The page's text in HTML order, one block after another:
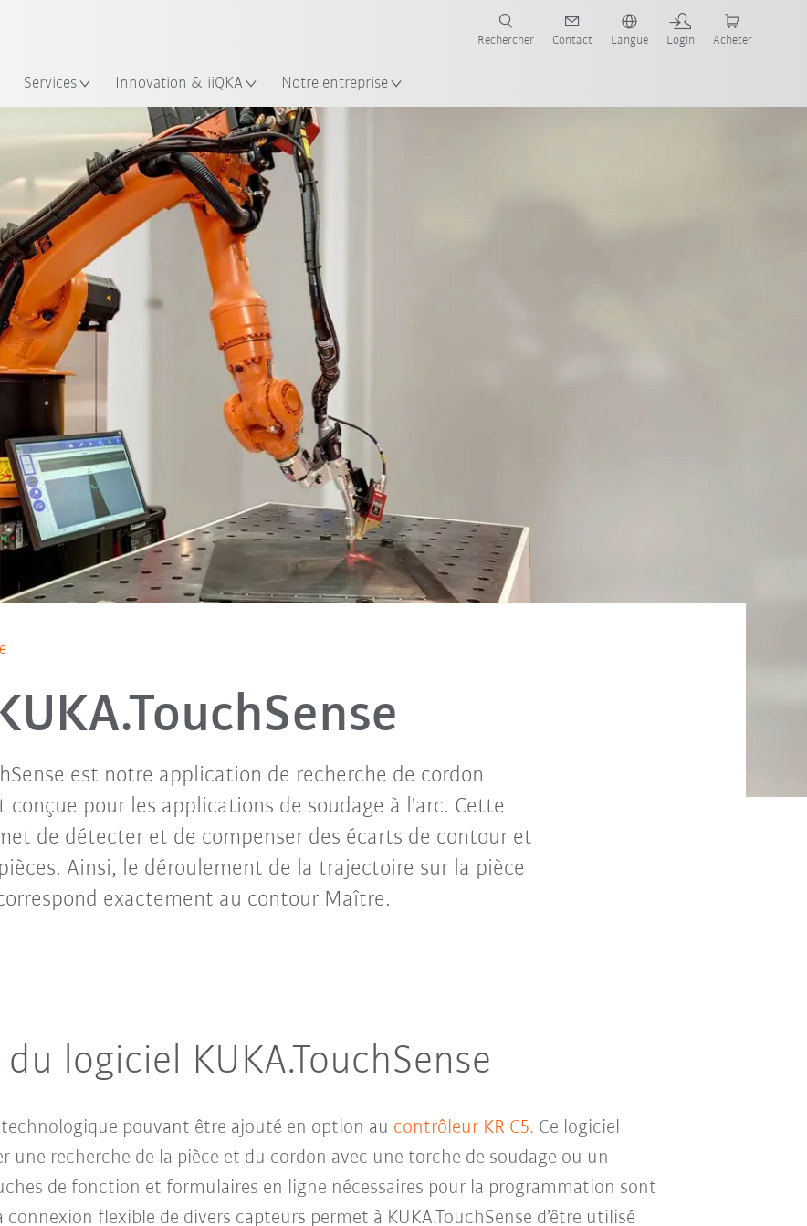
Services Innovation & iiQKA Notre entreprise
Rechercher Contact Langue Login Acheter
est notre application de recherche de cordon
conçue pour les applications de soudage à l'arc. Cette
de détecter et de compenser des écarts de contour et
Ainsi, le déroulement de la trajectoire sur la pièce
exactement au contour Maître.
logiciel KUKA.TouchSense
technologique pouvant être ajouté en option au contrôleur KR C5. Ce logiciel
une recherche de la pièce et du cordon avec une torche de soudage ou un
de fonction et formulaires en ligne nécessaires pour la programmation sont
flexible de divers capteurs permet à KUKA.TouchSense d’être utilisé